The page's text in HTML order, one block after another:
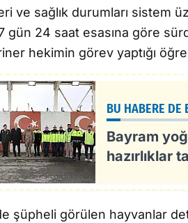
ve sağlık durumları sistem
gün 24 saat esasına göre
hekimin görev yaptığı
BU HABERE DE
Bayram
hazırlıklar
şüpheli görülen hayvanlar